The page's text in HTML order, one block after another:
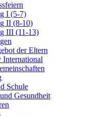
I (5-7)
II (8-10)
III (11-13)
der Eltern
International
Schule
Gesundheit